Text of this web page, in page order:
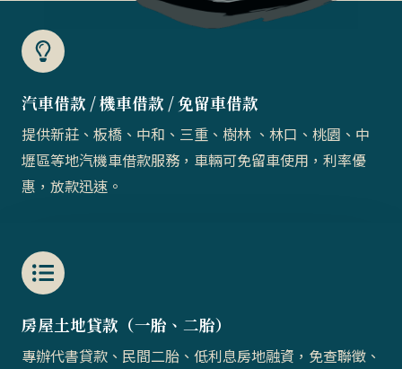
汽車借款 / 機車借款 / 免留車借款​
提供新莊、板橋、中和、三重、樹林 、林口、桃園、中
壢區等地汽機車借款服務，車輛可免留車使用，利率優
惠，放款迅速。
房屋土地貸款（一胎、二胎）​​
專辦代書貸款、民間二胎、低利息房地融資，免查聯徵、